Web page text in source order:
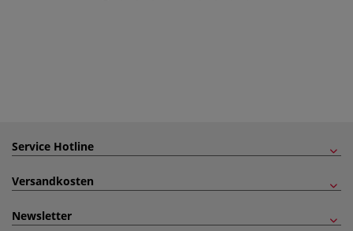
Service Hotline
Versandkosten
Newsletter